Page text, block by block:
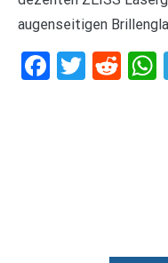
augenseitigen
Facebook